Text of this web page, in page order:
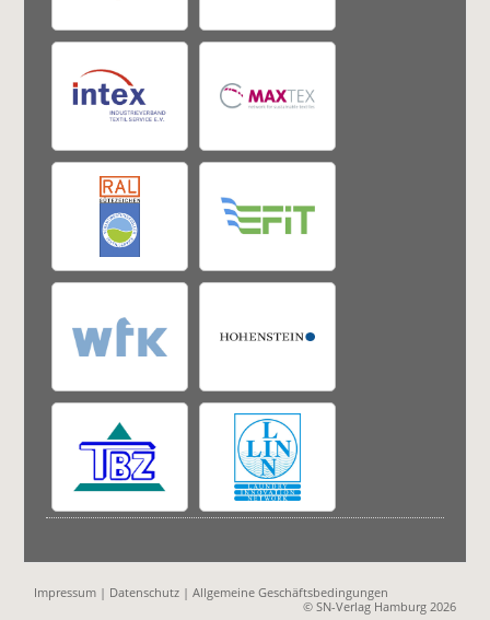
Impressum | Datenschutz |Allgemeine Geschäftsbedingungen
© SN-Verlag Hamburg 2026